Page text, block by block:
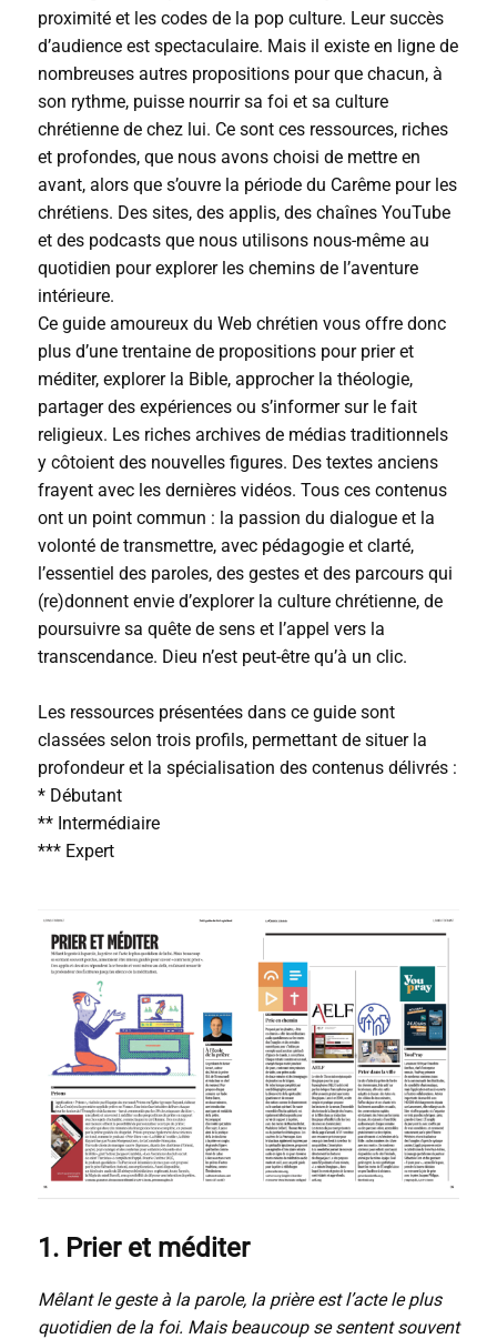
proximité et les codes de la pop culture. Leur succès
d’audience est spectaculaire. Mais il existe en ligne de
nombreuses autres propositions pour que chacun, à
son rythme, puisse nourrir sa foi et sa culture
chrétienne de chez lui. Ce sont ces ressources, riches
et profondes, que nous avons choisi de mettre en
avant, alors que s’ouvre la période du Carême pour les
chrétiens. Des sites, des applis, des chaînes YouTube
et des podcasts que nous utilisons nous-même au
quotidien pour explorer les chemins de l’aventure
intérieure.
Ce guide amoureux du Web chrétien vous offre donc
plus d’une trentaine de propositions pour prier et
méditer, explorer la Bible, approcher la théologie,
partager des expériences ou s’informer sur le fait
religieux. Les riches archives de médias traditionnels
y côtoient des nouvelles figures. Des textes anciens
frayent avec les dernières vidéos. Tous ces contenus
ont un point commun : la passion du dialogue et la
volonté de transmettre, avec pédagogie et clarté,
l’essentiel des paroles, des gestes et des parcours qui
(re)donnent envie d’explorer la culture chrétienne, de
poursuivre sa quête de sens et l’appel vers la
transcendance. Dieu n’est peut-être qu’à un clic.
Les ressources présentées dans ce guide sont
classées selon trois profils, permettant de situer la
profondeur et la spécialisation des contenus délivrés :
* Débutant
** Intermédiaire
*** Expert
1. Prier et méditer
Mêlant le geste à la parole, la prière est l’acte le plus
quotidien de la foi. Mais beaucoup se sentent souvent